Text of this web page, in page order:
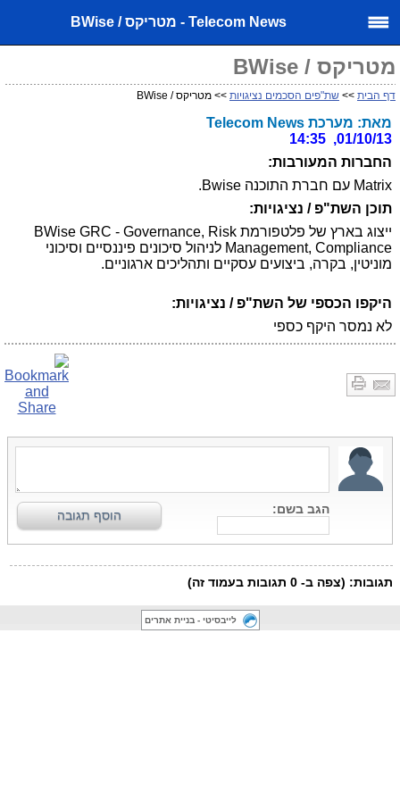
Telecom News - מטריקס / BWise
מטריקס / BWise
דף הבית >> שת"פים הסכמים נציגויות >> מטריקס / BWise
מאת: מערכת Telecom News
01/10/13, 14:35
החברות המעורבות:
Matrix עם חברת התוכנה Bwise.
תוכן השת"פ / נציגויות:
ייצוג בארץ של פלטפורמת BWise GRC - Governance, Risk
Management, Compliance לניהול סיכונים פיננסיים וסיכוני
מוניטין, בקרה, ביצועים עסקיים ותהליכים ארגוניים.
היקפו הכספי של השת"פ / נציגויות:
לא נמסר היקף כספי
לייבסיטי - בניית אתרים